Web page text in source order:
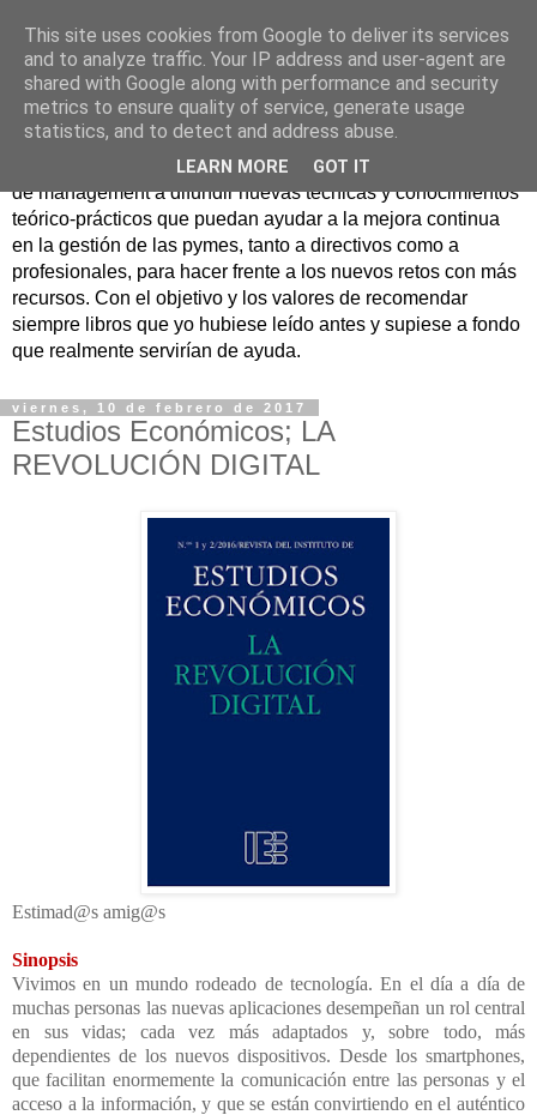
Nuevo Viernes - Nuevo
Libro
Nace con la misión de ayudar mediante la lectura de libros
de management a difundir nuevas técnicas y conocimientos
teórico-prácticos que puedan ayudar a la mejora continua
en la gestión de las pymes, tanto a directivos como a
profesionales, para hacer frente a los nuevos retos con más
recursos. Con el objetivo y los valores de recomendar
siempre libros que yo hubiese leído antes y supiese a fondo
que realmente servirían de ayuda.
viernes, 10 de febrero de 2017
Estudios Económicos; LA
REVOLUCIÓN DIGITAL
Estimad@s amig@s
Sinopsis
Vivimos en un mundo rodeado de tecnología. En el día a día de
muchas personas las nuevas aplicaciones desempeñan un rol central
en sus vidas; cada vez más adaptados y, sobre todo, más
dependientes de los nuevos dispositivos. Desde los smartphones,
que facilitan enormemente la comunicación entre las personas y el
acceso a la información, y que se están convirtiendo en el auténtico
This site uses cookies from Google to deliver its services
and to analyze traffic. Your IP address and user-agent are
shared with Google along with performance and security
metrics to ensure quality of service, generate usage
statistics, and to detect and address abuse.
LEARN MORE GOT IT